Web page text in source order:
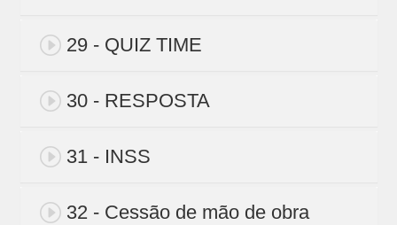
29 - QUIZ TIME
30 - RESPOSTA
31 - INSS
32 - Cessão de mão de obra